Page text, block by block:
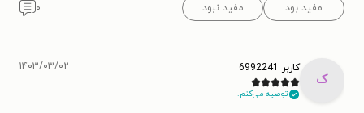
مفید بود مفید نبود ۰
ک
کاربر 6992241
توصیه می‌کنم.
۱۴۰۳/۰۳/۰۲